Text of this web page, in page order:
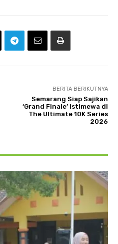
BERITA BERIKUTNYA
Semarang Siap Sajikan
‘Grand Finale’ Istimewa di
The Ultimate 10K Series
2026